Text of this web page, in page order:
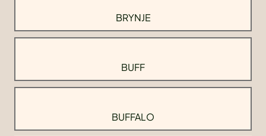
BRYNJE
BUFF
BUFFALO